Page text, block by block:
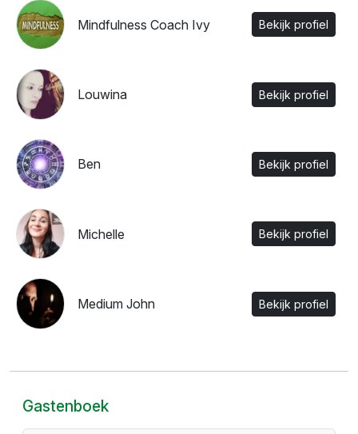
Mindfulness Coach Ivy Bekijk profiel
Louwina Bekijk profiel
Ben Bekijk profiel
Michelle Bekijk profiel
Medium John Bekijk profiel
Gastenboek